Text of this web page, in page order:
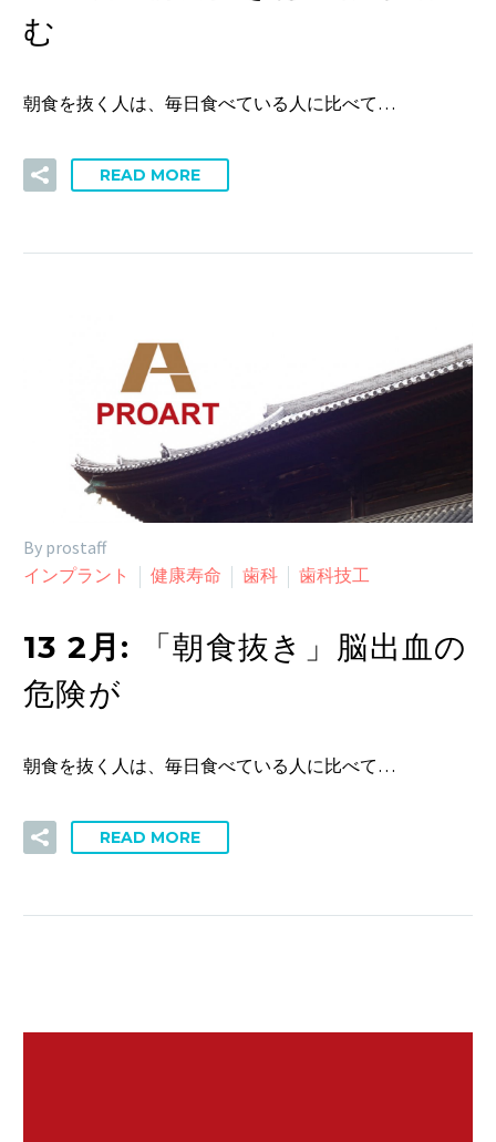
む
朝食を抜く人は、毎日食べている人に比べて…
READ MORE
By prostaff
インプラント
健康寿命 歯科 歯科技工
13 2月:
「朝食抜き」脳出血の
危険が
朝食を抜く人は、毎日食べている人に比べて…
READ MORE